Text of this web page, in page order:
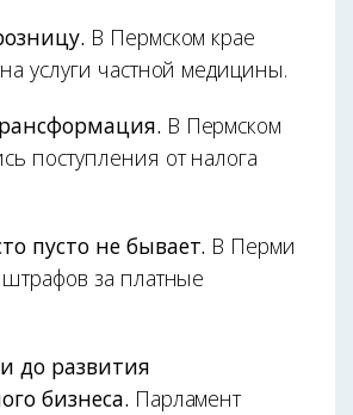
В Пермском крае
услуги частной медицины.
В Пермском
поступления от налога
пусто не бывает. В Перми
штрафов за платные
до развития
бизнеса. Парламент